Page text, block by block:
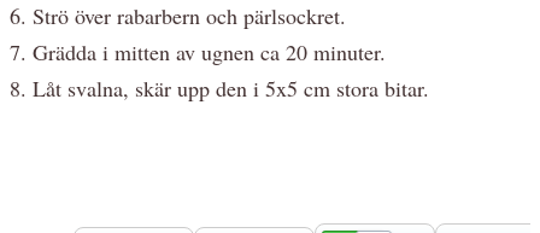
6. Strö över rabarbern och pärlsockret.
7. Grädda i mitten av ugnen ca 20 minuter.
8. Låt svalna, skär upp den i 5x5 cm stora bitar.